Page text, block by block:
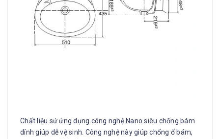
Chất liệu sứ ứng dụng công nghệ Nano siêu chống bám
dính giúp dễ vệ sinh. Công nghệ này giúp chống ố bám,